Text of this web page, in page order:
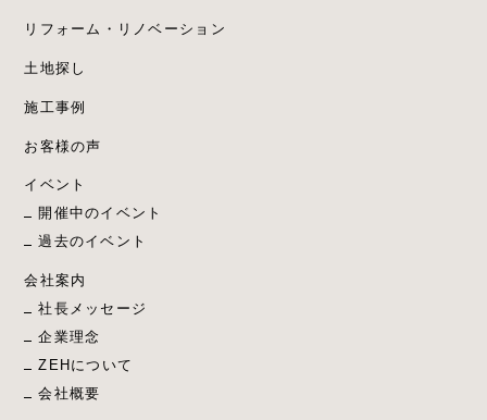
リフォーム・リノベーション
土地探し
施工事例
お客様の声
イベント
開催中のイベント
過去のイベント
会社案内
社長メッセージ
企業理念
ZEHについて
会社概要